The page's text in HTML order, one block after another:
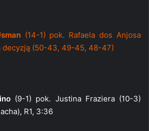
(14-1) pok. Rafaela dos Anjosa
decyzją (50-43, 49-45, 48-47)
(9-1) pok. Justina Fraziera (10-3)
R1, 3:36